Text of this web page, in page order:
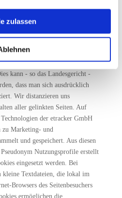
zulassen
noch eine Kopie dieser
die vorherige Erlaubnis von KANI
vom 12. Mai 1998 hat das
dass man durch die
Inhalte der gelinkten Seite ggf.
kann - so das Landesgericht -
dass man sich ausdrücklich
Wir distanzieren uns
aller gelinkten Seiten. Auf
der etracker GmbH
zu Marketing- und
und gespeichert. Aus diesen
Nutzungsprofile erstellt
eingesetzt werden. Bei
kleine Textdateien, die lokal im
Browsers des Seitenbesuchers
ermöglichen die